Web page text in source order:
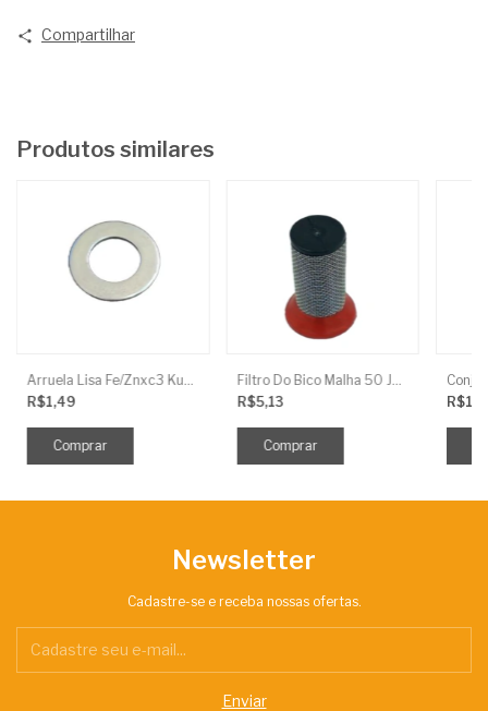
Compartilhar
Produtos similares
Arruela Lisa Fe/Znxc3 Kuhn
R$1,49
Filtro Do Bico Malha 50 Jacto
R$5,13
Newsletter
Cadastre-se e receba nossas ofertas.